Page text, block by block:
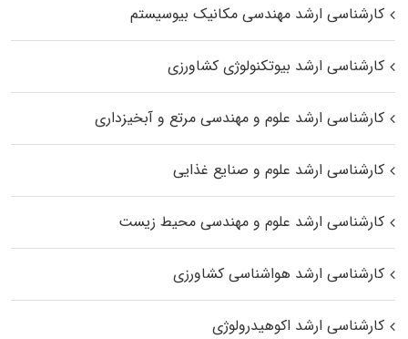
کارشناسی ارشد مهندسی مکانیک بیوسیستم
کارشناسی ارشد بیوتکنولوژی کشاورزی
کارشناسی ارشد علوم و مهندسی مرتع و آبخیزداری
کارشناسی ارشد علوم و صنایع غذایی
کارشناسی ارشد علوم و مهندسی محیط زیست
کارشناسی ارشد هواشناسی کشاورزی
کارشناسی ارشد اکوهیدرولوژی